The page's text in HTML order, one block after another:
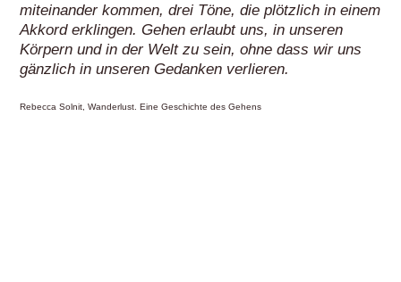
miteinander kommen, drei Töne, die plötzlich in einem
Akkord erklingen. Gehen erlaubt uns, in unseren
Körpern und in der Welt zu sein, ohne dass wir uns
gänzlich in unseren Gedanken verlieren.
Rebecca Solnit, Wanderlust. Eine Geschichte des Gehens